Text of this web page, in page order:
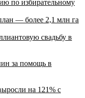
по избирательному
— более 2,1 млн га
свадьбу в
за помощь в
на 121% с